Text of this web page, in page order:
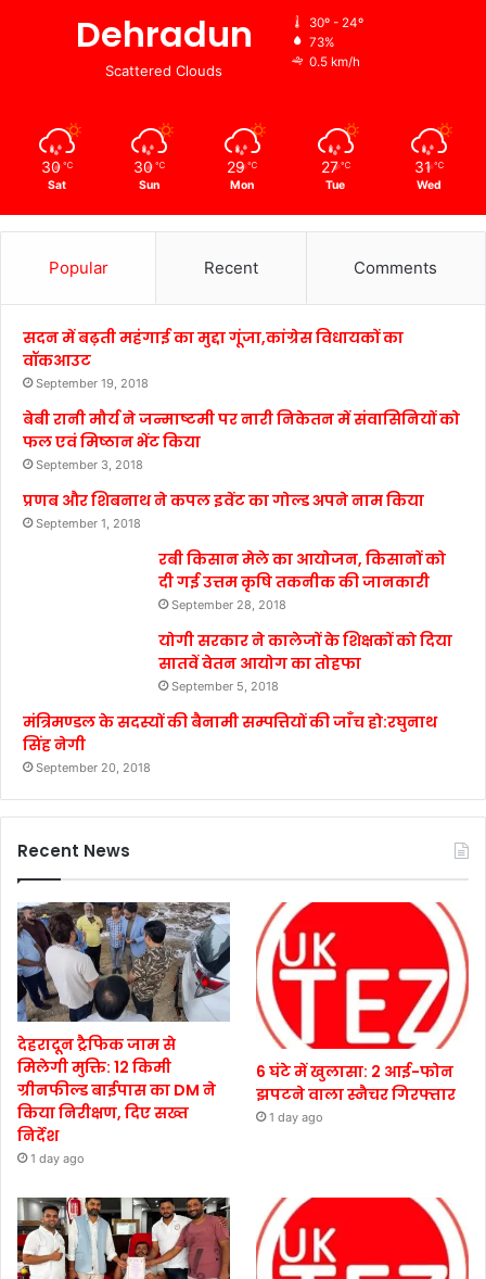
Dehradun
Scattered Clouds
30º - 24º
73%
0.5 km/h
30 ℃
Sat
30 ℃
Sun
29 ℃
Mon
27 ℃
Tue
31 ℃
Wed
Popular Recent Comments
सदन में बढ़ती महंगाई का मुद्दा गूंजा,कांग्रेस विधायकों का
वॉकआउट
September 19, 2018
बेबी रानी मौर्य ने जन्माष्टमी पर नारी निकेतन में संवासिनियों को
फल एवं मिष्ठान भेंट किया
September 3, 2018
प्रणब और शिबनाथ ने कपल इवेंट का गोल्ड अपने नाम किया
September 1, 2018
रबी किसान मेले का आयोजन, किसानों को
दी गई उत्तम कृषि तकनीक की जानकारी
September 28, 2018
योगी सरकार ने कालेजों के शिक्षकों को दिया
सातवें वेतन आयोग का तोहफा
September 5, 2018
मंत्रिमण्डल के सदस्यों की बैनामी सम्पत्तियों की जाँच हो:रघुनाथ
सिंह नेगी
September 20, 2018
Recent News
देहरादून ट्रैफिक जाम से
मिलेगी मुक्ति: 12 किमी
ग्रीनफील्ड बाईपास का DM ने
किया निरीक्षण, दिए सख्त
निर्देश
1 day ago
6 घंटे में खुलासा: 2 आई-फोन
झपटने वाला स्नैचर गिरफ्तार
1 day ago